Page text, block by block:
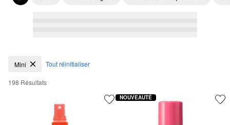
Cadeaux
Mini Tout réinitialiser
198 Résultats
NOUVEAUTÉ